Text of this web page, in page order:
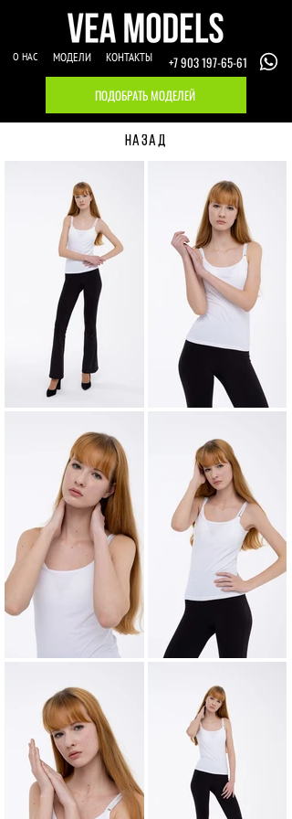
О НАС МОДЕЛИ КОНТАКТЫ
+7 903 197-65-61
ПОДОБРАТЬ МОДЕЛЕЙ
НАЗАД